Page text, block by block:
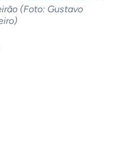
(Foto: Gustavo